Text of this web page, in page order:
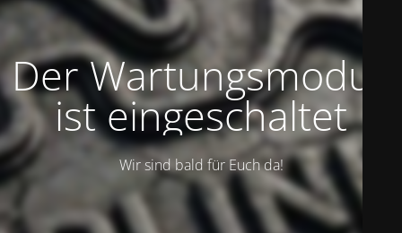
Der Wartungsmodus
ist eingeschaltet
Wir sind bald für Euch da!